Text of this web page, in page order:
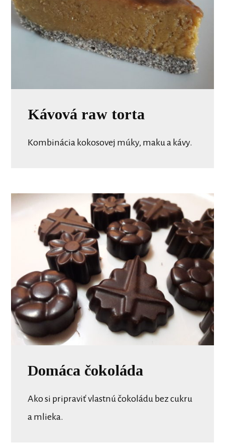
Kávová raw torta
Kombinácia kokosovej múky, maku a kávy.
Domáca čokoláda
Ako si pripraviť vlastnú čokoládu bez cukru
a mlieka.